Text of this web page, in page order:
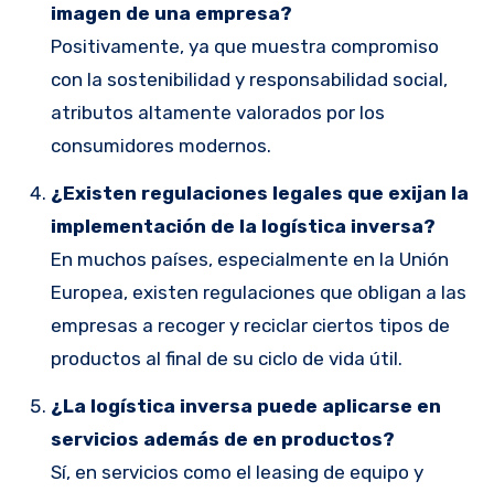
imagen de una empresa?
Positivamente, ya que muestra compromiso
con la sostenibilidad y responsabilidad social,
atributos altamente valorados por los
consumidores modernos.
¿Existen regulaciones legales que exijan la
implementación de la logística inversa?
En muchos países, especialmente en la Unión
Europea, existen regulaciones que obligan a las
empresas a recoger y reciclar ciertos tipos de
productos al final de su ciclo de vida útil.
¿La logística inversa puede aplicarse en
servicios además de en productos?
Sí, en servicios como el leasing de equipo y